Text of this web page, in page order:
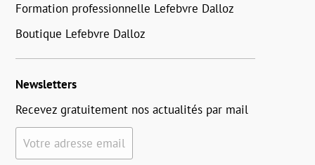
Formation professionnelle Lefebvre Dalloz
Boutique Lefebvre Dalloz
Newsletters
Recevez gratuitement nos actualités par mail
Votre adresse email